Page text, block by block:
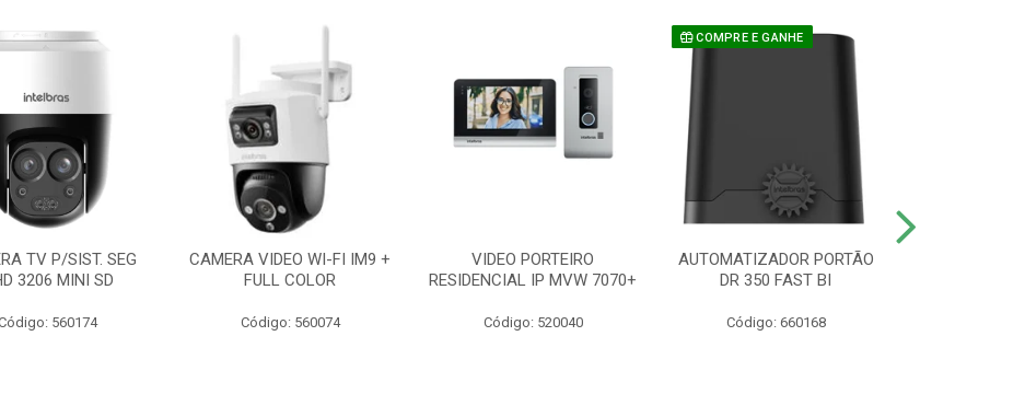
TV P/SIST. SEG
3206 MINI SD
560174
CAMERA VIDEO WI-FI IM9 +
FULL COLOR
Código: 560074
VIDEO PORTEIRO
RESIDENCIAL IP MVW 7070+
Código: 520040
COMPRE E GANHE
AUTOMATIZADOR PORTÃO
DR 350 FAST BI
Código: 660168